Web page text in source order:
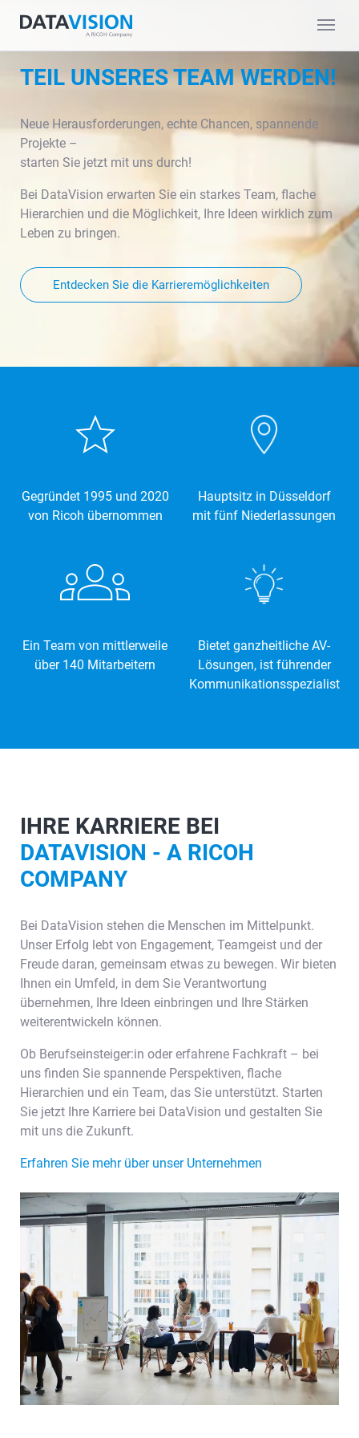
TEIL UNSERES TEAM WERDEN!
Neue Herausforderungen, echte Chancen, spannende
Projekte –
starten Sie jetzt mit uns durch!
Bei DataVision erwarten Sie ein starkes Team, flache
Hierarchien und die Möglichkeit, Ihre Ideen wirklich zum
Leben zu bringen.
Entdecken Sie die Karrieremöglichkeiten
Gegründet 1995 und 2020
von Ricoh übernommen
Hauptsitz in Düsseldorf
mit fünf Niederlassungen
Ein Team von mittlerweile
über 140 Mitarbeitern
Bietet ganzheitliche AV-
Lösungen, ist führender
Kommunikationsspezialist
IHRE KARRIERE BEI
DATAVISION - A RICOH
COMPANY
Bei DataVision stehen die Menschen im Mittelpunkt.
Unser Erfolg lebt von Engagement, Teamgeist und der
Freude daran, gemeinsam etwas zu bewegen. Wir bieten
Ihnen ein Umfeld, in dem Sie Verantwortung
übernehmen, Ihre Ideen einbringen und Ihre Stärken
weiterentwickeln können.
Ob Berufseinsteiger:in oder erfahrene Fachkraft – bei
uns finden Sie spannende Perspektiven, flache
Hierarchien und ein Team, das Sie unterstützt. Starten
Sie jetzt Ihre Karriere bei DataVision und gestalten Sie
mit uns die Zukunft.
Erfahren Sie mehr über unser Unternehmen